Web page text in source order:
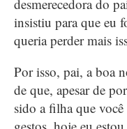
desmerecedora do
insistiu para que eu
queria perder mais
Por isso, pai, a boa
de que, apesar de
sido a filha que